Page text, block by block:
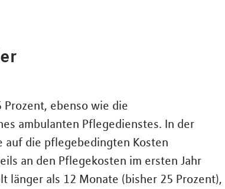
ebenso wie die
ambulanten Pflegedienstes. In der
auf die pflegebedingten Kosten
an den Pflegekosten im ersten Jahr
länger als 12 Monate (bisher 25 Prozent),